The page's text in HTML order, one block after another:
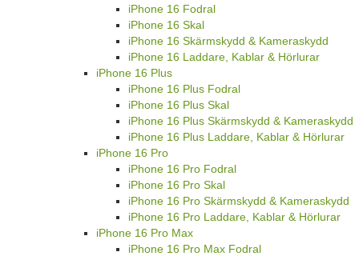
iPhone 16 Fodral
iPhone 16 Skal
iPhone 16 Skärmskydd & Kameraskydd
iPhone 16 Laddare, Kablar & Hörlurar
iPhone 16 Plus
iPhone 16 Plus Fodral
iPhone 16 Plus Skal
iPhone 16 Plus Skärmskydd & Kameraskydd
iPhone 16 Plus Laddare, Kablar & Hörlurar
iPhone 16 Pro
iPhone 16 Pro Fodral
iPhone 16 Pro Skal
iPhone 16 Pro Skärmskydd & Kameraskydd
iPhone 16 Pro Laddare, Kablar & Hörlurar
iPhone 16 Pro Max
iPhone 16 Pro Max Fodral